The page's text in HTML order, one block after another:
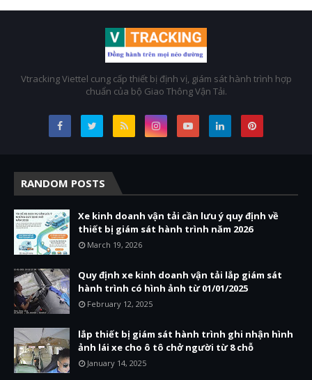
Vtracking Viettel cung cấp thiết bị định vị, giám sát hành trình hợp
chuẩn của bộ Giao Thông Vận Tải.
RANDOM POSTS
Xe kinh doanh vận tải cần lưu ý quy định về
thiết bị giám sát hành trình năm 2026
March 19, 2026
Quy định xe kinh doanh vận tải lắp giám sát
hành trình có hình ảnh từ 01/01/2025
February 12, 2025
lắp thiết bị giám sát hành trình ghi nhận hình
ảnh lái xe cho ô tô chở người từ 8 chỗ
January 14, 2025